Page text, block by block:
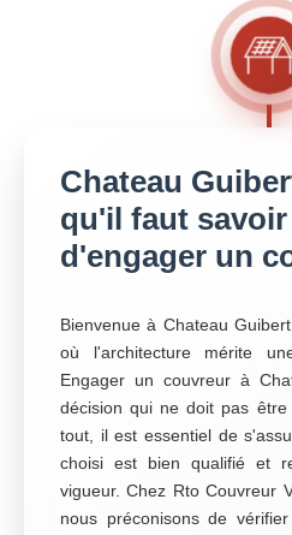
Chateau
qu'il faut
d'engager un
Bienvenue à Chateau
où l'architecture mérite
Engager un couvreur à
décision qui ne doit pas
tout, il est essentiel de
choisi est bien qualifié et
vigueur. Chez Rto Couvreur
nous préconisons de